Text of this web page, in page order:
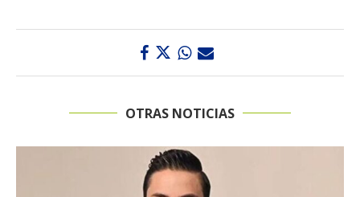
OTRAS NOTICIAS